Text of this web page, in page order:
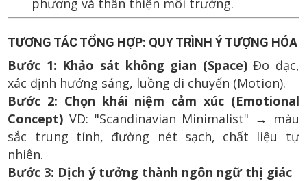
TƯƠNG TÁC TỔNG HỢP: QUY TRÌNH Ý TƯỢNG HÓA
Bước 1: Khảo sát không gian (Space)Đo đạc,
xác định hướng sáng, luồng di chuyển (Motion).
Bước 2: Chọn khái niệm cảm xúc (Emotional
Concept) VD: "Scandinavian Minimalist" → màu
sắc trung tính, đường nét sạch, chất liệu tự
nhiên.
Bước 3: Dịch ý tưởng thành ngôn ngữ thị giác